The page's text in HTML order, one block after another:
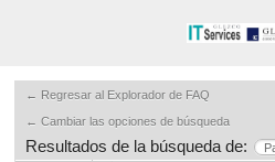
← Regresar al Explorador de FAQ
← Cambiar las opciones de búsqueda
Resultados de la búsqueda de: